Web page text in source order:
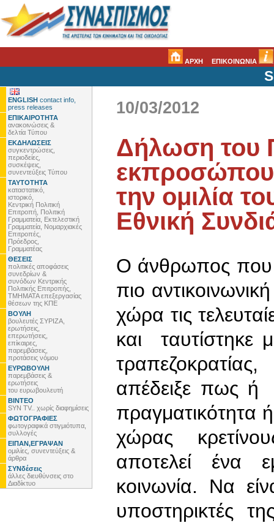
ΑΡΧΗ ΕΠΙΚΟΙΝΩΝΙΑ
ENGLISH contact info,
press releases
ΕΠΙΚΑΙΡΟΤΗΤΑ
ανακοινώσεις &
δελτία Τύπου
ΕΚΔΗΛΩΣΕΙΣ
συγκεντρώσεις,
περιοδείες,
συσκέψεις,
συνεντεύξεις Τύπου
ΤΑΥΤΟΤΗΤΑ
καταστατικό,
ιστορικό,
Κεντρική Πολιτική
Επιτροπή, Πολιτική
Γραμματεία, Εκτελεστική
Γραμματεία, Νομαρχιακές
Επιτροπές,
Πρόεδρος,
Γραμματέας
ΘΕΣΕΙΣ
πολιτικές αποφάσεις
συνεδρίων &
συνόδων Κεντρικής
Πολιτικής Επιτροπής,
ΤΜΗΜΑΤΑ επεξεργασίας
θέσεων της ΚΠΕ
ΒΟΥΛΗ
βουλευτές ΣΥΡΙΖΑ,
ερωτήσεις,
επερωτήσεις,
επίκαιρες,
παρεμβάσεις,
προτάσεις νόμου
ΕΥΡΩΒΟΥΛΗ
παρεμβάσεις &
ερωτήσεις
του ευρωβουλευτή
ΒΙΝΤΕΟ
SYN TV.. χωρίς διαφημίσεις
ΦΩΤΟΓΡΑΦΙΕΣ
φωτογραφικά στιγμιότυπα,
συλλογές
ΕΙΠΑΝ,ΕΓΡΑΨΑΝ
ομιλίες, συνεντεύξεις &
άρθρα
ΣΥΝδέσεις
άλλες διευθύνσεις στο
Διαδίκτυο
10/03/2012
Δήλωση του
εκπροσώπου
την ομιλία
Εθνική
Ο άνθρωπος που
πιο
χώρα τις
και ταυτίστηκε
απέδειξε πως ή
πραγματικότητα
χώρας
αποτελεί ένα
κοινωνία. Να
υποστηρικτές